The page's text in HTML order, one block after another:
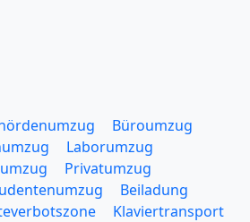
Büroumzug
Laborumzug
Privatumzug
Beiladung
Klaviertransport